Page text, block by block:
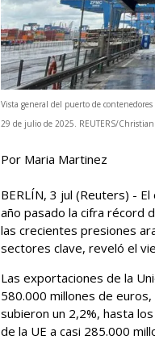
Vista general del puerto de
29 de julio de 2025. REUTERS/Christian
Por Maria Martinez
BERLÍN, 3 jul (Reuters) -
año pasado la cifra récord
‌las crecientes presiones
sectores clave, reveló el
Las exportaciones de la
580.000 millones de
subieron un 2,2%, hasta
de la UE a casi 285.000